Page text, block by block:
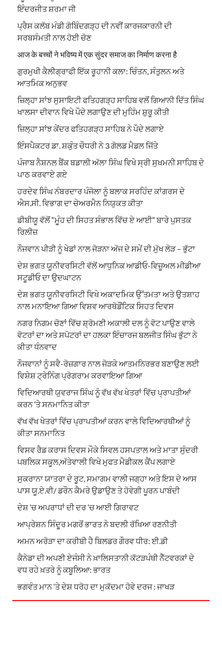
ਇੰਦਰਜੀਤ ਸ਼ਰਮਾ ਜੀ
ਪ੍ਰੈਸ ਕਲੱਬ ਮੰਡੀ ਗੋਬਿੰਦਗੜ੍ਹ ਦੀ ਨਵੀਂ ਕਾਰਜਕਾਰਨੀ ਦੀ
ਸਰਬਸੰਮਤੀ ਨਾਲ ਹੋਈ ਚੋਣ
आज के बच्चों ने भविष्य में एक सुंदर समाज का निर्माण करना है
ਗੁਰਮੁਖੀ ਕੈਲੀਗ੍ਰਾਫੀ ਇੱਕ ਰੂਹਾਨੀ ਕਲਾ: ਚਿੰਤਨ, ਸੰਤੁਲਨ ਅਤੇ
ਆਤਮਿਕ ਅਨੁਭਵ
ਜ਼ਿਲ੍ਹਾ ਸਾਂਝ ਸੁਸਾਇਟੀ ਫਤਿਹਗੜ੍ਹ ਸਾਹਿਬ ਵਲੋਂ ਗਿਆਨੀ ਦਿੱਤ ਸਿੰਘ
ਖਾਲਸਾ ਦੀਵਾਨ ਵਿਖੇ ਪੌਦੇ ਲਗਾਉਣ ਦੀ ਮੁਹਿੰਮ ਸ਼ੁਰੂ ਕੀਤੀ
ਜ਼ਿਲ੍ਹਾ ਸਾਂਝ ਕੇਂਦਰ ਫਤਿਹਗੜ੍ਹ ਸਾਹਿਬ ਨੇ ਪੌਦੇ ਲਗਾਏ
ਇੰਸਪੈਕਟਰ ਡਾ. ਸ਼ਕੁੰਤ ਚੌਧਰੀ ਨੇ 3 ਗੋਲਡ ਮੈਡਲ ਜਿੱਤੇ
ਪੰਜਾਬ ਨੈਸ਼ਨਲ ਬੈਂਕ ਬਡਾਲੀ ਅੱਲਾ ਸਿੰਘ ਵਿਖੇ ਸ੍ਰੀ ਸੁਖਮਨੀ ਸਾਹਿਬ ਦੇ
ਪਾਠ ਕਰਵਾਏ ਗਏ
ਹਰਦੇਵ ਸਿੰਘ ਨੰਬਰਦਾਰ ਪੰਜੋਲਾ ਨੂੰ ਬਲਾਕ ਸਰਹਿੰਦ ਕਾਂਗਰਸ ਦੇ
ਐਸ.ਸੀ. ਵਿਭਾਗ ਦਾ ਚੇਅਰਮੈਨ ਨਿਯੁਕਤ ਕੀਤਾ
ਡੀਬੀਯੂ ਵੱਲੋਂ “ਮੂੰਹ ਦੀ ਸਿਹਤ ਸੰਭਾਲ ਵਿੱਚ ਏ ਆਈ” ਬਾਰੇ ਪੁਸਤਕ
ਰਿਲੀਜ਼
ਨੌਜਵਾਨ ਪੀੜੀ ਨੂੰ ਖੇਡਾਂ ਨਾਲ ਜੋੜਨਾ ਅੱਜ ਦੇ ਸਮੇਂ ਦੀ ਮੁੱਖ ਲੋੜ – ਭੁੱਟਾ
ਦੇਸ਼ ਭਗਤ ਯੂਨੀਵਰਸਿਟੀ ਵੱਲੋਂ ਆਧੁਨਿਕ ਆਡੀਓ-ਵਿਜ਼ੂਅਲ ਮੀਡੀਆ
ਸਟੂਡੀਓ ਦਾ ਉਦਘਾਟਨ
ਦੇਸ਼ ਭਗਤ ਯੂਨੀਵਰਸਿਟੀ ਵਿਖੇ ਅਕਾਦਮਿਕ ਉੱਤਮਤਾ ਅਤੇ ਉਤਸ਼ਾਹ
ਨਾਲ ਮਨਾਇਆ ਗਿਆ ਵਿਸ਼ਵ ਆਰਥੋਡੌਂਟਿਕ ਸਿਹਤ ਦਿਵਸ
ਨਗਰ ਨਿਗਮ ਚੋਣਾਂ ਵਿੱਚ ਸ਼੍ਰੋਮਣੀ ਅਕਾਲੀ ਦਲ ਨੂੰ ਵੋਟ ਪਾਉਣ ਵਾਲੇ
ਵੋਟਰਾਂ ਦਾ ਅਤੇ ਸਪੋਟਰਾਂ ਦਾ ਹਲਕਾ ਇੰਚਾਰਜ ਬਲਜੀਤ ਸਿੰਘ ਭੁੱਟਾ ਨੇ
ਕੀਤਾ ਧੰਨਵਾਦ
ਨੌਜਵਾਨਾਂ ਨੂੰ ਸਵੈ-ਰੋਜ਼ਗਾਰ ਨਾਲ ਜੋੜਕੇ ਆਤਮਨਿਰਭਰ ਬਣਾਉਣ ਲਈ
ਵਿਸ਼ੇਸ਼ ਟ੍ਰੇਨਿੰਗ ਪ੍ਰੋਗਰਾਮ ਕਰਵਾਇਆ ਗਿਆ
ਵਿਦਿਆਰਥੀ ਯੁਵਰਾਜ ਸਿੰਘ ਨੂੰ ਵੱਖ ਵੱਖ ਖੇਤਰਾਂ ਵਿੱਚ ਪ੍ਰਾਪਤੀਆਂ
ਕਰਨ ‘ਤੇ ਸਨਮਾਨਿਤ ਕੀਤਾ
ਵੱਖ ਵੱਖ ਖੇਤਰਾਂ ਵਿੱਚ ਪ੍ਰਾਪਤੀਆਂ ਕਰਨ ਵਾਲੇ ਵਿਦਿਆਰਥੀਆਂ ਨੂੰ
ਕੀਤਾ ਸਨਮਾਨਿਤ
ਵਿਸਵ ਰੈਡ ਕਰਾਸ ਦਿਵਸ ਮੌਕੇ ਸਿਵਲ ਹਸਪਤਾਲ ਅਤੇ ਮਾਤਾ ਸੁੰਦਰੀ
ਪਬਲਿਕ ਸਕੂਲ,ਅੱਤੇਵਾਲੀ ਵਿਖੇ ਮੁਫਤ ਮੈਡੀਕਲ ਕੈਂਪ ਲਗਾਏ
ਸੁਕਰਾਨਾ ਯਾਤਰਾ ਦੇ ਰੂਟ, ਸਮਾਗਮ ਵਾਲੀ ਜਗ੍ਹਾ ਅਤੇ ਇਸ ਦੇ ਆਸ
ਪਾਸ ਯੂ.ਏ.ਵੀ/ ਡਰੌਨ ਕੈਮਰੇ ਉਡਾਉਣ ਤੇ ਹੋਵੇਗੀ ਪੂਰਨ ਪਾਬੰਦੀ
ਦੇਸ਼ ‘ਚ ਅਪਰਾਧਾਂ ਦੀ ਦਰ ‘ਚ ਆਈ ਗਿਰਾਵਟ
ਆਪ੍ਰੇਸ਼ਨ ਸਿੰਦੂਰ ਮਗਰੋਂ ਭਾਰਤ ਨੇ ਬਦਲੀ ਰੱਖਿਆ ਰਣਨੀਤੀ
ਅਮਨ ਅਰੋੜਾ ਦਾ ਕਰੀਬੀ ਹੈ ਬਿਲਡਰ ਗੌਰਵ ਧੀਰ: ਈ.ਡੀ
ਕੈਨੇਡਾ ਦੀ ਅਪਣੀ ਏਜੰਸੀ ਨੇ ਖ਼ਾਲਿਸਤਾਨੀ ਕੱਟੜਪੰਥੀ ਨੈੱਟਵਰਕਾਂ ਦੇ
ਵਧ ਰਹੇ ਖ਼ਤਰੇ ਨੂੰ ਕਬੂਲਿਆ: ਭਾਰਤ
ਭਗਵੰਤ ਮਾਨ ‘ਤੇ ਦੇਸ਼ ਧਰੋਹ ਦਾ ਮੁਕੱਦਮਾ ਹੋਵੇ ਦਰਜ : ਜਾਖੜ